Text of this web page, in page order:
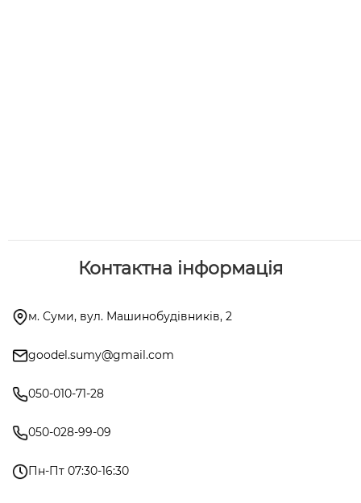
Контактна інформація
м. Суми, вул. Машинобудівників, 2
goodel.sumy@gmail.com
050-010-71-28
050-028-99-09
Пн-Пт 07:30-16:30